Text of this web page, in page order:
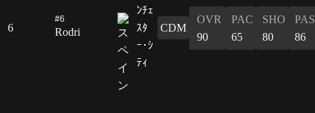
6
#6
Rodri CDM
OVR
90
PAC
65
SHO
80
PAS
86